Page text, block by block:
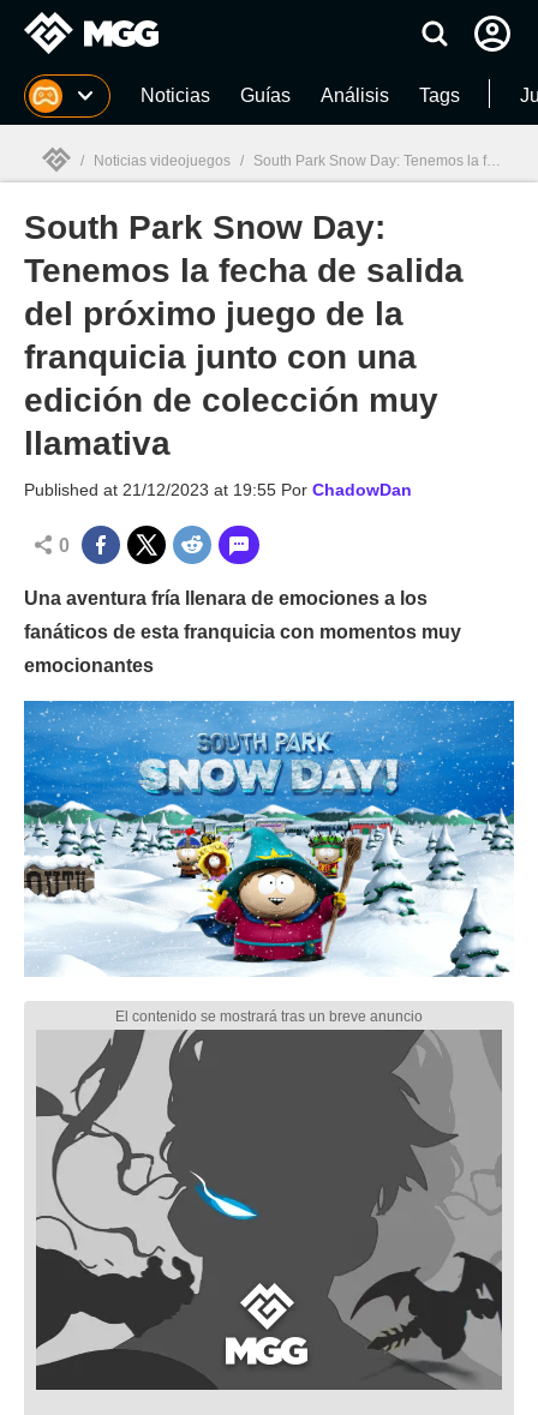
MGG Noticias Guías Análisis Tags
MGG
/ Noticias videojuegos / South Park Snow Day: Tenemos la fecha de salida del próximo juego de la franquicia junto con una edición de colección muy llamativa
South Park Snow Day:
Tenemos la fecha de salida
del próximo juego de la
franquicia junto con una
edición de colección muy
llamativa
Published at 21/12/2023 at 19:55 Por ChadowDan
0
Una aventura fría llenara de emociones a los
fanáticos de esta franquicia con momentos muy
emocionantes